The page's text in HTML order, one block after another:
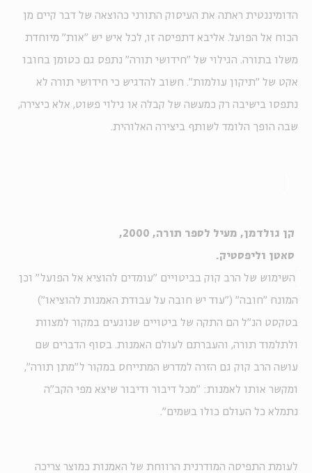
הדומיננטית ראתה את העיסוק התורני כהוצאה של דבר קיים מן
הכוח אל הפועל. אליבא דתפיסה זו, לכל איש יש "אות" מיוחדת
משלו בתורה. הגילוי של "חידושי תורה" נתפס גם כטומן בחובו
אקט של "תיקון עולמות". חשוב להדגיש כי חידושי תורה לא
נתפסו בישיבה רק כמעשה של קבלה או גילוי פשוט, אלא כיצירה,
שבה הופך הלומד לשותף ביצירה האלוהית.
קן גולדמן, מעיל לספר תורה, 2000,
סאטן וליפסטיק.
השימוש של הרב קוק בביטויים "עומדים להוציא אל הפועל" וכן
המונח "חובה" ("עוד יש חובה על עבודת האמנות להוציאו")
בטקסט הנ"ל הם התקה של ביטויים שנוגעים במקור למצוות
ולתלמוד תורה, והעברתם לעולם האמנות. בסוף הדברים שם
עושה הרב קוק גם הזרה למדרש המתייחס במקור ל"מתן תורה",
ומקשר אותו לאמנות: "מכל דיבור ודיבור שיצא מפי הקב"ה
נתמלא כל העולם כולו בשמים".
לעומת התפיסה המודרנית הרווחת של האמנות כמוצר צריכה